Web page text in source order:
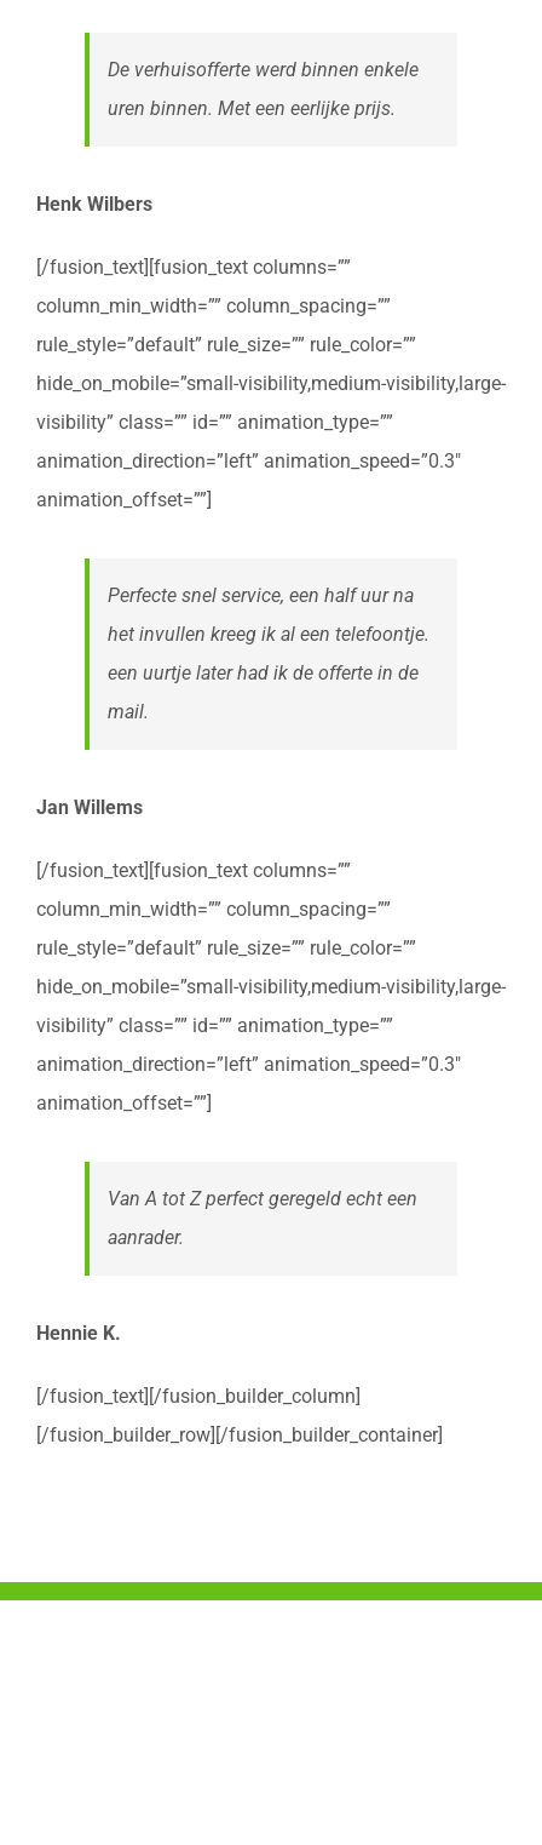
De verhuisofferte werd binnen enkele
uren binnen. Met een eerlijke prijs.
Henk Wilbers
[/fusion_text][fusion_text columns=””
column_min_width=”” column_spacing=””
rule_style=”default” rule_size=”” rule_color=””
hide_on_mobile=”small-visibility,medium-visibility,large-
visibility” class=”” id=”” animation_type=””
animation_direction=”left” animation_speed=”0.3″
animation_offset=””]
Perfecte snel service, een half uur na
het invullen kreeg ik al een telefoontje.
een uurtje later had ik de offerte in de
mail.
Jan Willems
[/fusion_text][fusion_text columns=””
column_min_width=”” column_spacing=””
rule_style=”default” rule_size=”” rule_color=””
hide_on_mobile=”small-visibility,medium-visibility,large-
visibility” class=”” id=”” animation_type=””
animation_direction=”left” animation_speed=”0.3″
animation_offset=””]
Van A tot Z perfect geregeld echt een
aanrader.
Hennie K.
[/fusion_text][/fusion_builder_column]
[/fusion_builder_row][/fusion_builder_container]